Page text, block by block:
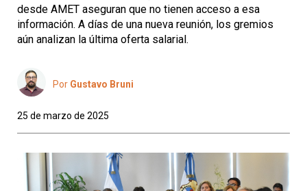
desde AMET aseguran que no tienen acceso a esa
información. A días de una nueva reunión, los gremios
aún analizan la última oferta salarial.
Por Gustavo Bruni
25 de marzo de 2025